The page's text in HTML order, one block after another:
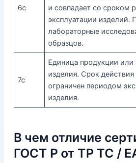
6с
и совпадает со сроком
эксплуатации изделий.
лабораторные
образцов.
7с
Единица продукции или
изделия. Срок действия
ограничен периодом
изделия.
В чем отличие
ГОСТ Р от ТР ТС /